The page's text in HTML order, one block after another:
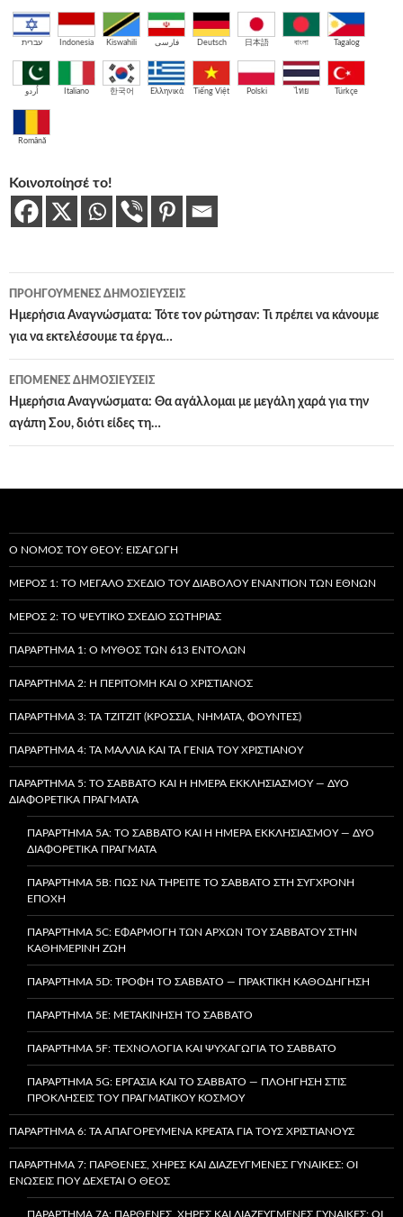
עברית Indonesia Kiswahili فارسی Deutsch 日本語 বাংলা Tagalog
اُردو Italiano 한국어 Ελληνικά Tiếng Việt Polski ไทย Türkçe
Română
Κοινοποίησέ το!
Πλοήγηση
άρθρων
ΠΡΟΗΓΟΎΜΕΝΕΣ ΔΗΜΟΣΙΕΎΣΕΙΣ
Ημερήσια Αναγνώσματα: Τότε τον ρώτησαν: Τι πρέπει να κάνουμε
για να εκτελέσουμε τα έργα…
ΕΠΌΜΕΝΕΣ ΔΗΜΟΣΙΕΎΣΕΙΣ
Ημερήσια Αναγνώσματα: Θα αγάλλομαι με μεγάλη χαρά για την
αγάπη Σου, διότι είδες τη…
Ο ΝΌΜΟΣ ΤΟΥ ΘΕΟΎ: ΕΙΣΑΓΩΓΉ
ΜΈΡΟΣ 1: ΤΟ ΜΕΓΆΛΟ ΣΧΈΔΙΟ ΤΟΥ ΔΙΑΒΌΛΟΥ ΕΝΑΝΤΊΟΝ ΤΩΝ ΕΘΝΏΝ
ΜΈΡΟΣ 2: ΤΟ ΨΕΎΤΙΚΟ ΣΧΈΔΙΟ ΣΩΤΗΡΊΑΣ
ΠΑΡΆΡΤΗΜΑ 1: Ο ΜΎΘΟΣ ΤΩΝ 613 ΕΝΤΟΛΏΝ
ΠΑΡΆΡΤΗΜΑ 2: Η ΠΕΡΙΤΟΜΉ ΚΑΙ Ο ΧΡΙΣΤΙΑΝΌΣ
ΠΑΡΆΡΤΗΜΑ 3: ΤΑ TZITZIT (ΚΡΌΣΣΙΑ, ΝΉΜΑΤΑ, ΦΟΎΝΤΕΣ)
ΠΑΡΆΡΤΗΜΑ 4: ΤΑ ΜΑΛΛΙΆ ΚΑΙ ΤΑ ΓΈΝΙΑ ΤΟΥ ΧΡΙΣΤΙΑΝΟΎ
ΠΑΡΆΡΤΗΜΑ 5: ΤΟ ΣΆΒΒΑΤΟ ΚΑΙ Η ΗΜΈΡΑ ΕΚΚΛΗΣΙΑΣΜΟΎ — ΔΎΟ
ΔΙΑΦΟΡΕΤΙΚΆ ΠΡΆΓΜΑΤΑ
ΠΑΡΆΡΤΗΜΑ 5A: ΤΟ ΣΆΒΒΑΤΟ ΚΑΙ Η ΗΜΈΡΑ ΕΚΚΛΗΣΙΑΣΜΟΎ — ΔΎΟ
ΔΙΑΦΟΡΕΤΙΚΆ ΠΡΆΓΜΑΤΑ
ΠΑΡΆΡΤΗΜΑ 5B: ΠΏΣ ΝΑ ΤΗΡΕΊΤΕ ΤΟ ΣΆΒΒΑΤΟ ΣΤΗ ΣΎΓΧΡΟΝΗ
ΕΠΟΧΉ
ΠΑΡΆΡΤΗΜΑ 5C: ΕΦΑΡΜΟΓΉ ΤΩΝ ΑΡΧΏΝ ΤΟΥ ΣΑΒΒΆΤΟΥ ΣΤΗΝ
ΚΑΘΗΜΕΡΙΝΉ ΖΩΉ
ΠΑΡΆΡΤΗΜΑ 5D: ΤΡΟΦΉ ΤΟ ΣΆΒΒΑΤΟ — ΠΡΑΚΤΙΚΉ ΚΑΘΟΔΉΓΗΣΗ
ΠΑΡΆΡΤΗΜΑ 5E: ΜΕΤΑΚΊΝΗΣΗ ΤΟ ΣΆΒΒΑΤΟ
ΠΑΡΆΡΤΗΜΑ 5F: ΤΕΧΝΟΛΟΓΊΑ ΚΑΙ ΨΥΧΑΓΩΓΊΑ ΤΟ ΣΆΒΒΑΤΟ
ΠΑΡΆΡΤΗΜΑ 5G: ΕΡΓΑΣΊΑ ΚΑΙ ΤΟ ΣΆΒΒΑΤΟ — ΠΛΟΉΓΗΣΗ ΣΤΙΣ
ΠΡΟΚΛΉΣΕΙΣ ΤΟΥ ΠΡΑΓΜΑΤΙΚΟΎ ΚΌΣΜΟΥ
ΠΑΡΆΡΤΗΜΑ 6: ΤΑ ΑΠΑΓΟΡΕΥΜΈΝΑ ΚΡΈΑΤΑ ΓΙΑ ΤΟΥΣ ΧΡΙΣΤΙΑΝΟΎΣ
ΠΑΡΆΡΤΗΜΑ 7: ΠΑΡΘΈΝΕΣ, ΧΉΡΕΣ ΚΑΙ ΔΙΑΖΕΥΓΜΈΝΕΣ ΓΥΝΑΊΚΕΣ: ΟΙ
ΕΝΏΣΕΙΣ ΠΟΥ ΔΈΧΕΤΑΙ Ο ΘΕΌΣ
ΠΑΡΆΡΤΗΜΑ 7A: ΠΑΡΘΈΝΕΣ, ΧΉΡΕΣ ΚΑΙ ΔΙΑΖΕΥΓΜΈΝΕΣ ΓΥΝΑΊΚΕΣ: ΟΙ